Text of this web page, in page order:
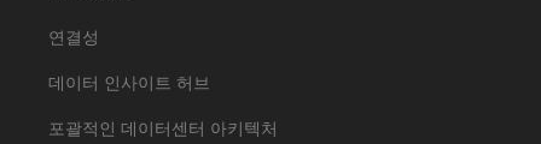
연결성
데이터 인사이트 허브
포괄적인 데이터센터 아키텍처